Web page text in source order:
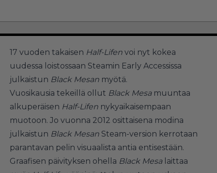
17 vuoden takaisen Half-Lifen voi nyt kokea
uudessa loistossaan Steamin Early Accessissa
julkaistun Black Mesan myötä.
Vuosikausia tekeillä ollut Black Mesamuuntaa
alkuperäisen Half-Lifen nykyaikaisempaan
muotoon. Jo vuonna 2012 osittaisena modina
julkaistun Black Mesan Steam-version kerrotaan
parantavan pelin visuaalista antia entisestään.
Graafisen päivityksen ohella Black Mesalaittaa